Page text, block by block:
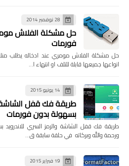
28 نوفمبر 2014
حل مشكلة الفلاش
فورمات
حل مشكلة الفلاش مومري عند ادخاله يطلب
انواعها جميعها قابلة للتلف او انتهاء ا…
14 يونيو 2015
طريقة فك قفل الشاشة
بسهولة بدون فورمات
طريقة فك قفل الشاشة والرمز السري للاندرويد
ورحمة والله وبركاته في حلقة سابقة ق…
19 فبراير 2015